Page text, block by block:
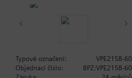
Typové označení:
VPE215B-60
Objednací číslo:
BPZ:VPE215B-60